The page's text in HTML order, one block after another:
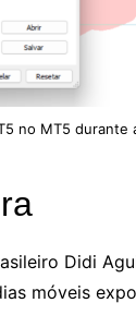
no MT5
Didi
móveis